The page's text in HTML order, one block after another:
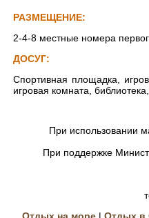
РАЗМЕЩЕНИЕ:
2-4-8 местные номера
ДОСУГ:
Спортивная площадка,
игровая комната,
При использовании
При поддержке